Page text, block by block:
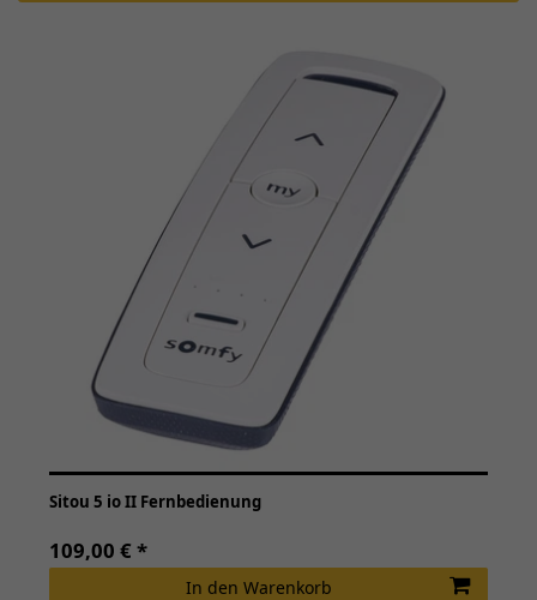
Sitou 5 io II Fernbedienung
109,00 € *
In den Warenkorb